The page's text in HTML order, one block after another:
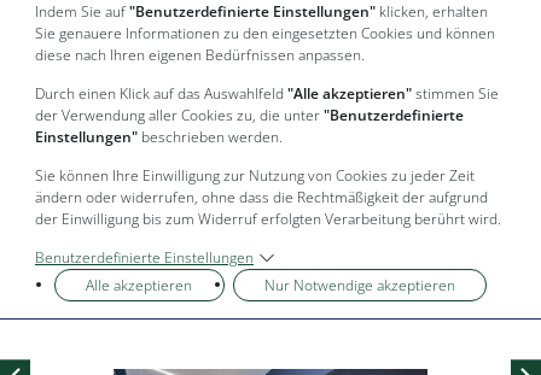
Indem Sie auf"Benutzerdefinierte Einstellungen" klicken, erhalten
Sie genauere Informationen zu den eingesetzten Cookies und können
diese nach Ihren eigenen Bedürfnissen anpassen.
Durch einen Klick auf das Auswahlfeld "Alle akzeptieren"stimmen Sie
der Verwendung aller Cookies zu, die unter"Benutzerdefinierte
Einstellungen" beschrieben werden.
Sie können Ihre Einwilligung zur Nutzung von Cookies zu jeder Zeit
ändern oder widerrufen, ohne dass die Rechtmäßigkeit der aufgrund
der Einwilligung bis zum Widerruf erfolgten Verarbeitung berührt wird.
Benutzerdefinierte Einstellungen
Alle akzeptieren
Nur Notwendige akzeptieren